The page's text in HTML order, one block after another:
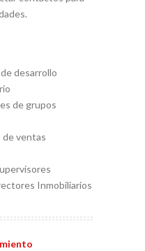
desarrollo
de grupos
ventas
Inmobiliarios